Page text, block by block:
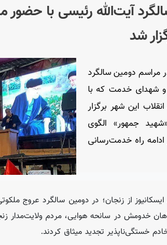
آیت‌الله رئیسی با حضور
شد
مراسم دومین سالگرد
و شهدای خدمت که با
این شهر برگزار
جمهور» الگوی
راه خدمت‌رسانی
از زنجان؛ در دومین سالگرد عروج
خدومش در سانحه هوایی، مردم ولایت‌مدار
خستگی‌ناپذیر تجدید میثاق کردند.